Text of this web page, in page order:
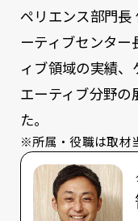
ペリエンス部門長
ーティブセンター
ィブ領域の実績、
エーティブ分野の
た。
※所属・役職は取材